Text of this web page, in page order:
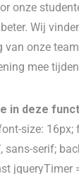
onze
Wij
van onze
mee
in deze
size:
sans-serif;
jqueryTimer